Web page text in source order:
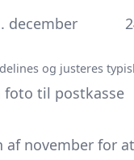
december
og justeres
foto til postkasse
november for